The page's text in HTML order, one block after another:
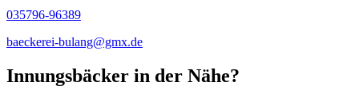
035796-96389
baeckerei-bulang@gmx.de
Innungsbäcker in der Nähe?